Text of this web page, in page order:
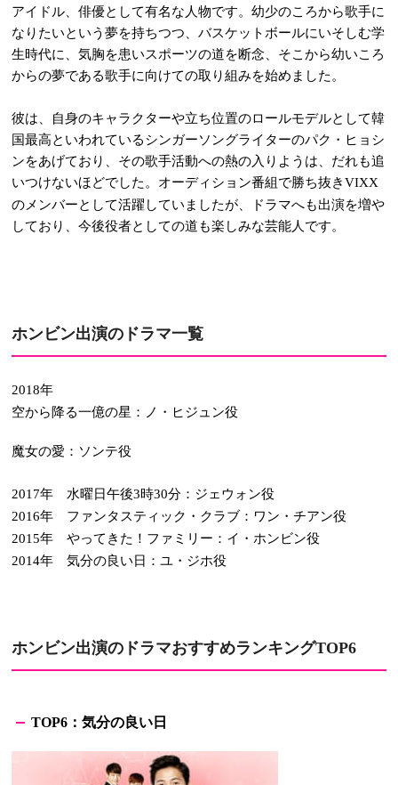
アイドル、俳優として有名な人物です。幼少のころから歌手に
なりたいという夢を持ちつつ、バスケットボールにいそしむ学
生時代に、気胸を患いスポーツの道を断念、そこから幼いころ
からの夢である歌手に向けての取り組みを始めました。
彼は、自身のキャラクターや立ち位置のロールモデルとして韓
国最高といわれているシンガーソングライターのパク・ヒョシ
ンをあげており、その歌手活動への熱の入りようは、だれも追
いつけないほどでした。オーディション番組で勝ち抜きVIXX
のメンバーとして活躍していましたが、ドラマへも出演を増や
しており、今後役者としての道も楽しみな芸能人です。
ホンビン出演のドラマ一覧
2018年
空から降る一億の星：ノ・ヒジュン役
魔女の愛：ソンテ役
2017年 水曜日午後3時30分：ジェウォン役
2016年 ファンタスティック・クラブ：ワン・チアン役
2015年 やってきた！ファミリー：イ・ホンビン役
2014年 気分の良い日：ユ・ジホ役
ホンビン出演のドラマおすすめランキングTOP6
TOP6 ： 気分の良い日